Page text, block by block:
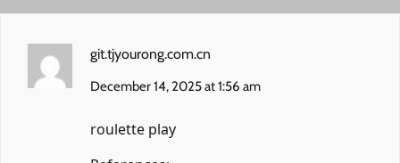
git.tjyourong.com.cn
December 14, 2025 at 1:56 am
roulette play